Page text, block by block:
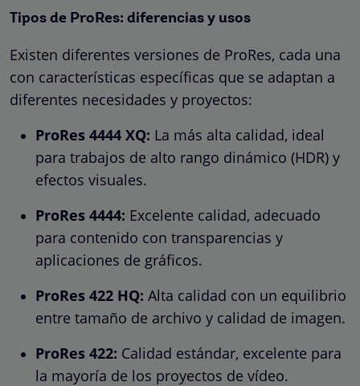
Tipos de ProRes: diferencias y usos
Existen diferentes versiones de ProRes, cada una
con características específicas que se adaptan a
diferentes necesidades y proyectos:
ProRes 4444 XQ: La más alta calidad, ideal
para trabajos de alto rango dinámico (HDR) y
efectos visuales.
ProRes 4444: Excelente calidad, adecuado
para contenido con transparencias y
aplicaciones de gráficos.
ProRes 422 HQ: Alta calidad con un equilibrio
entre tamaño de archivo y calidad de imagen.
ProRes 422: Calidad estándar, excelente para
la mayoría de los proyectos de vídeo.